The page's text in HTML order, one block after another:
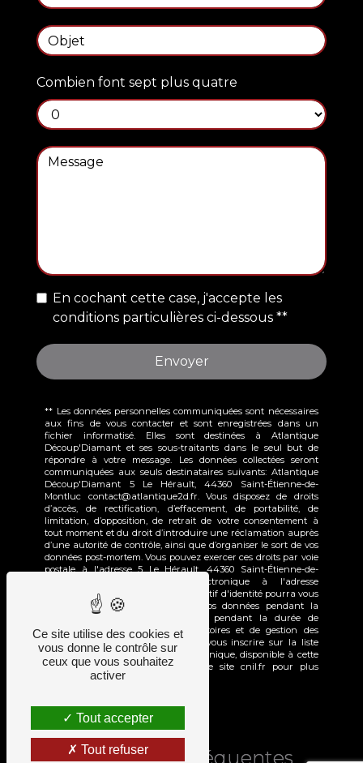
Combien font sept plus quatre
En cochant cette case, j'accepte les
conditions particulières ci-dessous **
Envoyer
** Les données personnelles communiquées sont nécessaires
aux fins de vous contacter et sont enregistrées dans un
fichier informatisé. Elles sont destinées à Atlantique
Découp'Diamant et ses sous-traitants dans le seul but de
répondre à votre message. Les données collectées seront
communiquées aux seuls destinataires suivants: Atlantique
Découp'Diamant 5 Le Hérault, 44360 Saint-Étienne-de-
Montluc contact@atlantique2d.fr. Vous disposez de droits
d’accès, de rectification, d’effacement, de portabilité, de
limitation, d’opposition, de retrait de votre consentement à
tout moment et du droit d’introduire une réclamation auprès
d’une autorité de contrôle, ainsi que d’organiser le sort de vos
données post-mortem. Vous pouvez exercer ces droits par voie
postale à l'adresse 5 Le Hérault, 44360 Saint-Étienne-de-
Montluc ou par courrier électronique à l'adresse
contact@atlantique2d.fr. Un justificatif d'identité pourra vous
être demandé. Nous conservons vos données pendant la
période de prise de contact puis pendant la durée de
prescription légale aux fins probatoires et de gestion des
contentieux. Vous avez le droit de vous inscrire sur la liste
d'opposition au démarchage téléphonique, disponible à cette
adresse:
Bloctel.gouv.fr. Consultez le site cnil.fr pour plus
d’informations sur vos droits.
Recherches fréquentes
Ce site utilise des cookies et
vous donne le contrôle sur
ceux que vous souhaitez
activer
Tout accepter
Tout refuser